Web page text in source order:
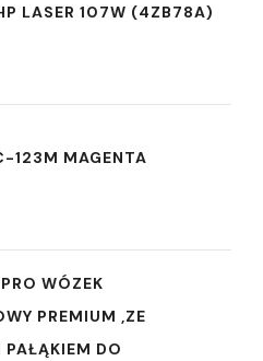
LASER 107W (4ZB78A)
123M MAGENTA
WÓZEK
PREMIUM ,ZE
PAŁĄKIEM DO